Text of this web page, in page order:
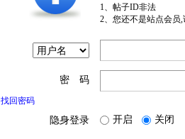
1、帖子ID非法
2、您还不是站点会员
密 码
找回密码
隐身登录 开启 关闭